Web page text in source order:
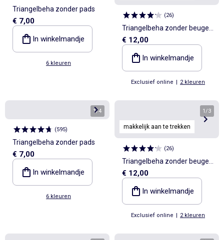
Triangelbeha zonder pads
€ 7,00
In winkelmandje
6 kleuren
(26)
Triangelbeha zonder beugels
- collectie die makkelijk aan
te trekken is
€ 12,00
In winkelmandje
Exclusief online | 2 kleuren
1/4
(595)
Triangelbeha zonder pads
€ 7,00
In winkelmandje
6 kleuren
makkelijk aan te trekken
1 /3
(26)
Triangelbeha zonder beugels
- collectie die makkelijk aan
te trekken is
€ 12,00
In winkelmandje
Exclusief online | 2 kleuren